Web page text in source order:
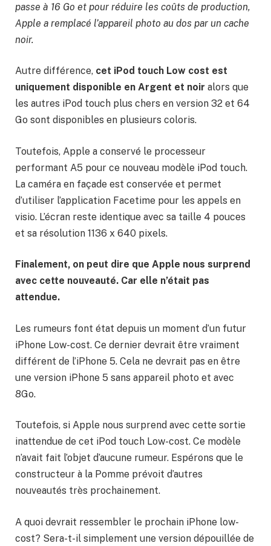
passe à 16 Go et pour réduire les coûts de production,
Apple a remplacé l’appareil photo au dos par un cache
noir.
Autre différence, cet iPod touch Low cost est
uniquement disponible en Argent et noir alors que
les autres iPod touch plus chers en version 32 et 64
Go sont disponibles en plusieurs coloris.
Toutefois, Apple a conservé le processeur
performant A5 pour ce nouveau modèle iPod touch.
La caméra en façade est conservée et permet
d’utiliser l’application Facetime pour les appels en
visio. L’écran reste identique avec sa taille 4 pouces
et sa résolution 1136 x 640 pixels.
Finalement, on peut dire que Apple nous surprend
avec cette nouveauté. Car elle n’était pas
attendue.
Les rumeurs font état depuis un moment d’un futur
iPhone Low-cost. Ce dernier devrait être vraiment
différent de l’iPhone 5. Cela ne devrait pas en être
une version iPhone 5 sans appareil photo et avec
8Go.
Toutefois, si Apple nous surprend avec cette sortie
inattendue de cet iPod touch Low-cost. Ce modèle
n’avait fait l’objet d’aucune rumeur. Espérons que le
constructeur à la Pomme prévoit d’autres
nouveautés très prochainement.
A quoi devrait ressembler le prochain iPhone low-
cost? Sera-t-il simplement une version dépouillée de